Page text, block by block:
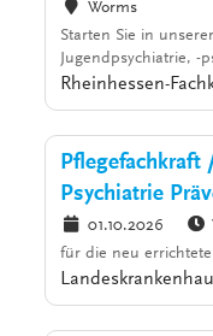
Worms
Starten Sie in
Jugendpsychiatrie, -
Rheinhessen-
Pflegefachkraft
Psychiatrie
01.10.2026
für die neu